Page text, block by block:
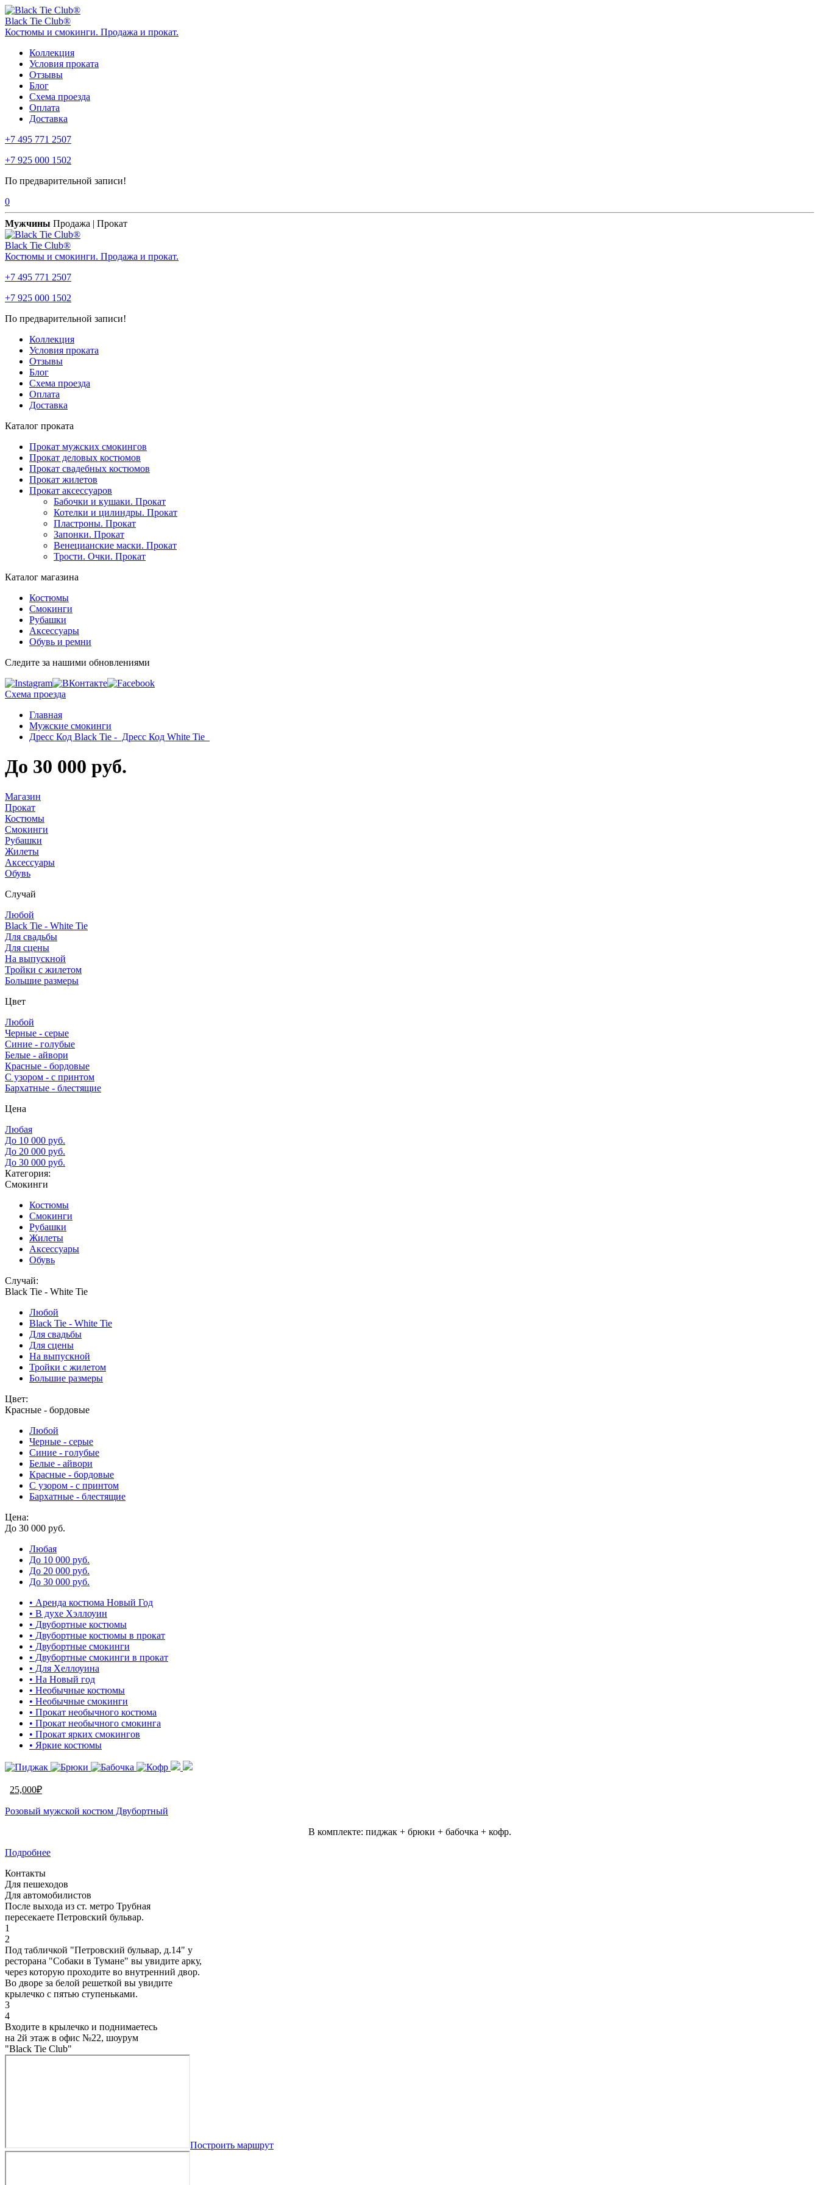
Black Tie Club®
Костюмы и смокинги. Продажа и прокат.
Коллекция
Условия проката
Отзывы
Блог
Схема проезда
Оплата
Доставка
+7 495 771 2507
+7 925 000 1502
По предварительной записи!
0
Мужчины Продажа | Прокат
Black Tie Club®
Костюмы и смокинги. Продажа и прокат.
+7 495 771 2507
+7 925 000 1502
По предварительной записи!
Коллекция
Условия проката
Отзывы
Блог
Схема проезда
Оплата
Доставка
Каталог проката
Прокат мужских смокингов
Прокат деловых костюмов
Прокат свадебных костюмов
Прокат жилетов
Прокат аксессуаров
Бабочки и кушаки. Прокат
Котелки и цилиндры. Прокат
Пластроны. Прокат
Запонки. Прокат
Венецианские маски. Прокат
Трости. Очки. Прокат
Каталог магазина
Костюмы
Смокинги
Рубашки
Аксессуары
Обувь и ремни
Следите за нашими обновлениями
Схема проезда
Главная
Мужские смокинги
Дресс Код Black Tie - Дресс Код White Tie
До 30 000 руб.
Магазин
Прокат
Костюмы
Смокинги
Рубашки
Жилеты
Аксессуары
Обувь
Случай
Любой
Black Tie - White Tie
Для свадьбы
Для сцены
На выпускной
Тройки с жилетом
Большие размеры
Цвет
Любой
Черные - серые
Синие - голубые
Белые - айвори
Красные - бордовые
С узором - с принтом
Бархатные - блестящие
Цена
Любая
До 10 000 руб.
До 20 000 руб.
До 30 000 руб.
Категория:
Смокинги
Костюмы
Смокинги
Рубашки
Жилеты
Аксессуары
Обувь
Случай:
Black Tie - White Tie
Любой
Black Tie - White Tie
Для свадьбы
Для сцены
На выпускной
Тройки с жилетом
Большие размеры
Цвет:
Красные - бордовые
Любой
Черные - серые
Синие - голубые
Белые - айвори
Красные - бордовые
С узором - с принтом
Бархатные - блестящие
Цена:
До 30 000 руб.
Любая
До 10 000 руб.
До 20 000 руб.
До 30 000 руб.
• Аренда костюма Новый Год
• В духе Хэллоуин
• Двубортные костюмы
• Двубортные костюмы в прокат
• Двубортные смокинги
• Двубортные смокинги в прокат
• Для Хеллоуина
• На Новый год
• Необычные костюмы
• Необычные смокинги
• Прокат необычного костюма
• Прокат необычного смокинга
• Прокат ярких смокингов
• Яркие костюмы
25,000₽
Розовый мужской костюм Двубортный
В комплекте: пиджак + брюки + бабочка + кофр.
Подробнее
Контакты
Для пешеходов
Для автомобилистов
После выхода из ст. метро Трубная
пересекаете Петровский бульвар.
1
2
Под табличкой "Петровский бульвар, д.14" у
ресторана "Собаки в Тумане" вы увидите арку,
через которую проходите во внутренний двор.
Во дворе за белой решеткой вы увидите
крылечко с пятью ступеньками.
3
4
Входите в крылечко и поднимаетесь
на 2й этаж в офис №22, шоурум
"Black Tie Club"
Построить маршрут